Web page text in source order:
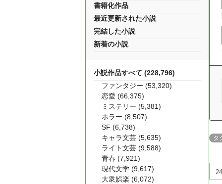
タ
書籍化作品
最近更新された小説
完結した小説
新着の小説
小説作品すべて (228,796)
ファンタジー (53,320)
恋愛 (66,375)
ミステリー (5,381)
ホラー (8,507)
SF (6,738)
キャラ文芸 (5,635)
ライト文芸 (9,588)
青春 (7,921)
現代文学 (9,617)
大衆娯楽 (6,072)